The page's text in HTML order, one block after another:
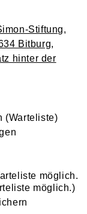
Stiftung,
Bitburg,
hinter der
(Warteliste)
möglich.)